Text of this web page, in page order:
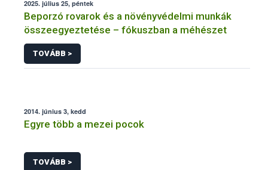
2025. július 25, péntek
Beporzó rovarok és a növényvédelmi munkák
összeegyeztetése – fókuszban a méhészet
TOVÁBB >
2014. június 3, kedd
Egyre több a mezei pocok
TOVÁBB >